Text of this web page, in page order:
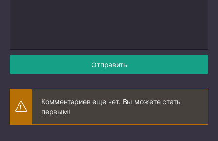
Отправить
Комментариев еще нет. Вы можете стать
первым!